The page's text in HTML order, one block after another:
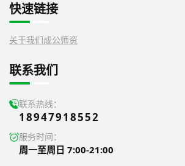
快速链接
关于我们成公师资
联系我们
联系热线：
18947918552
服务时间：
周一至周日 7:00-21:00